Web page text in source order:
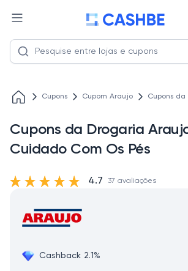
Cupons Cupom Araujo Cupons
Cupons da Drogaria
Cuidado Com Os Pés
Cashback 2.1%
4.7 37 avaliações